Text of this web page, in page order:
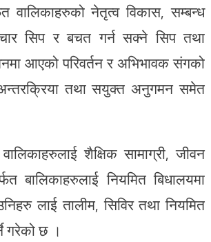
वालिकाहरुको नेतृत्व विकास, सम्बन्ध
सिप र बचत गर्न सक्ने सिप तथा
आएको परिवर्तन र अभिभावक संगको
अन्तरक्रिया तथा सयुक्त अनुगमन समेत
शैक्षिक सामाग्री, जीवन
बालिकाहरुलाई नियमित बिधालयमा
लाई तालीम, सिविर तथा नियमित
गरेको छ ।